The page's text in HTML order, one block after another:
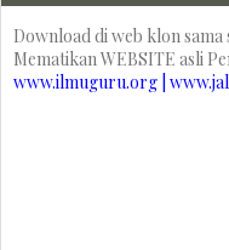
Download di web klon
Mematikan WEBSITE asli
www.ilmuguru.org |